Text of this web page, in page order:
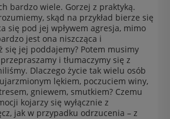
bardzo wiele. Gorzej z praktyką.
skąd na przykład bierze się
się pod jej wpływem agresja, mimo
jest ona niszcząca i
się jej poddajemy? Potem musimy
i tłumaczymy się z
Dlaczego życie tak wielu osób
lękiem, poczuciem winy,
gniewem, smutkiem? Czemu
kojarzy się wyłącznie z
jak w przypadku odrzucenia – z